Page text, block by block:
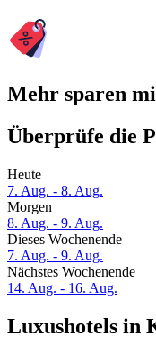
Mehr sparen
Überprüfe die
Heute
7. Aug. - 8. Aug.
Morgen
8. Aug. - 9. Aug.
Dieses Wochenende
7. Aug. - 9. Aug.
Nächstes Wochenende
14. Aug. - 16. Aug.
Luxushotels in